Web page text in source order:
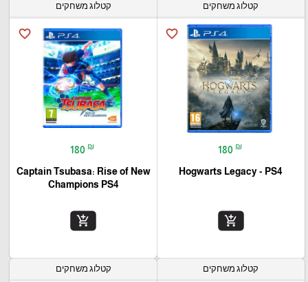
קטלוג משחקים
favorite_border
180 ₪
Hogwarts Legacy - PS4
add_shopping_cart
קטלוג משחקים
favorite_border
180 ₪
Captain Tsubasa: Rise of New
Champions PS4
add_shopping_cart
קטלוג משחקים קטלוג משחקים